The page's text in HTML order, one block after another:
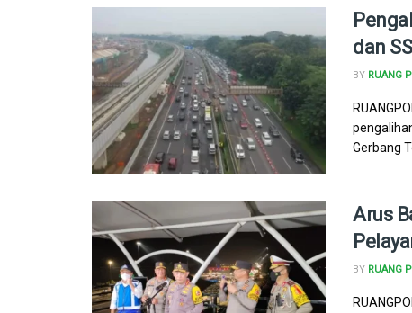
dan
BY RUANG
Gerbang
Arus
BY RUANG